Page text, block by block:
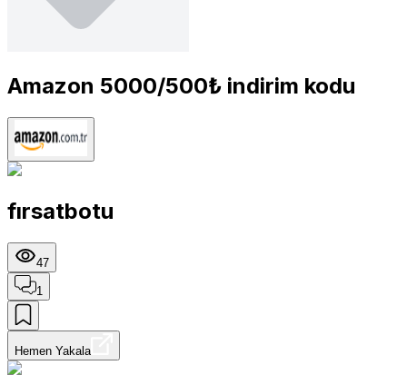
Amazon 5000/500₺ indirim kodu
fırsatbotu
47
1
Hemen Yakala